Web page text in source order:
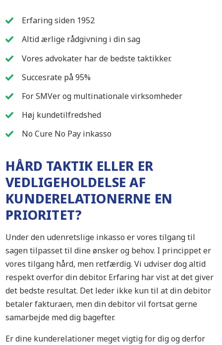
Erfaring siden 1952
Altid ærlige rådgivning i din sag
Vores advokater har de bedste taktikker.
Succesrate på 95%
For SMVer og multinationale virksomheder
Høj kundetilfredshed
No Cure No Pay inkasso
HÅRD TAKTIK ELLER ER
VEDLIGEHOLDELSE AF
KUNDERELATIONERNE EN
PRIORITET?
Under den udenretslige inkasso er vores tilgang til
sagen tilpasset til dine ønsker og behov. I princippet er
vores tilgang hård, men retfærdig. Vi udviser dog altid
respekt overfor din debitor. Erfaring har vist at det giver
det bedste resultat. Det leder ikke kun til at din debitor
betaler fakturaen, men din debitor vil fortsat gerne
samarbejde med dig bagefter.
Er dine kunderelationer meget vigtig for dig og derfor